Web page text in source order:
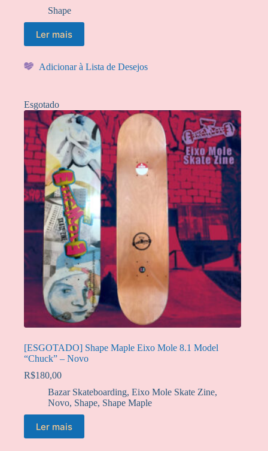
Shape
Ler mais
Adicionar à Lista de Desejos
Esgotado
[ESGOTADO] Shape Maple Eixo Mole 8.1 Model
“Chuck” – Novo
R$180,00
Bazar Skateboarding, Eixo Mole Skate Zine,
Novo, Shape, Shape Maple
Ler mais